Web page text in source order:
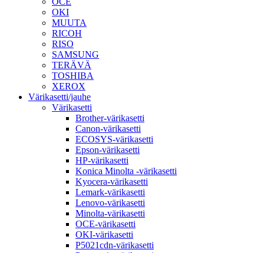
OKI
MUUTA
RICOH
RISO
SAMSUNG
TERÄVÄ
TOSHIBA
XEROX
Värikasetti/jauhe
Värikasetti
Brother-värikasetti
Canon-värikasetti
ECOSYS-värikasetti
Epson-värikasetti
HP-värikasetti
Konica Minolta -värikasetti
Kyocera-värikasetti
Lemark-värikasetti
Lenovo-värikasetti
Minolta-värikasetti
OCE-värikasetti
OKI-värikasetti
P5021cdn-värikasetti